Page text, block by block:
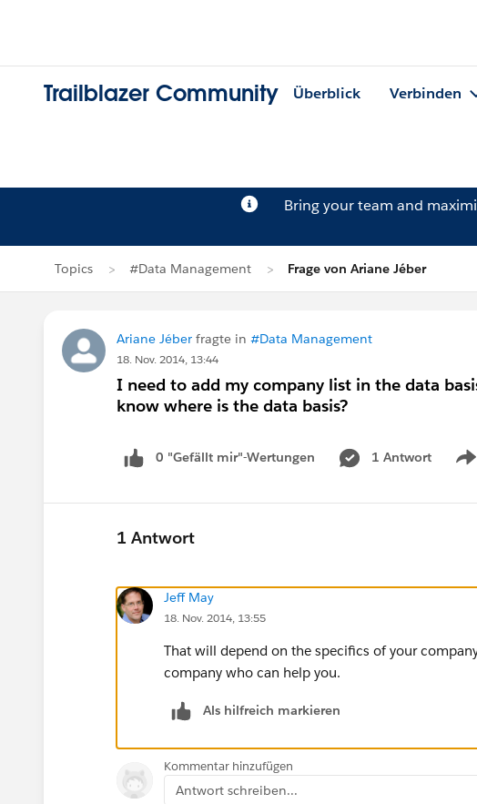
Trailblazer Community Überblick Verbinden
Bring your team and
Topics #Data Management Frage von Ariane Jéber
Ariane Jéber fragte in #Data Management
18. Nov. 2014, 13:44
I need to add my company list in the data
know where is the data basis?
0 "Gefällt mir"-Wertungen 1 Antwort
1 Antwort
Jeff May
18. Nov. 2014, 13:55
That will depend on the specifics of your
company who can help you.
Als hilfreich markieren
Kommentar hinzufügen
Antwort schreiben...